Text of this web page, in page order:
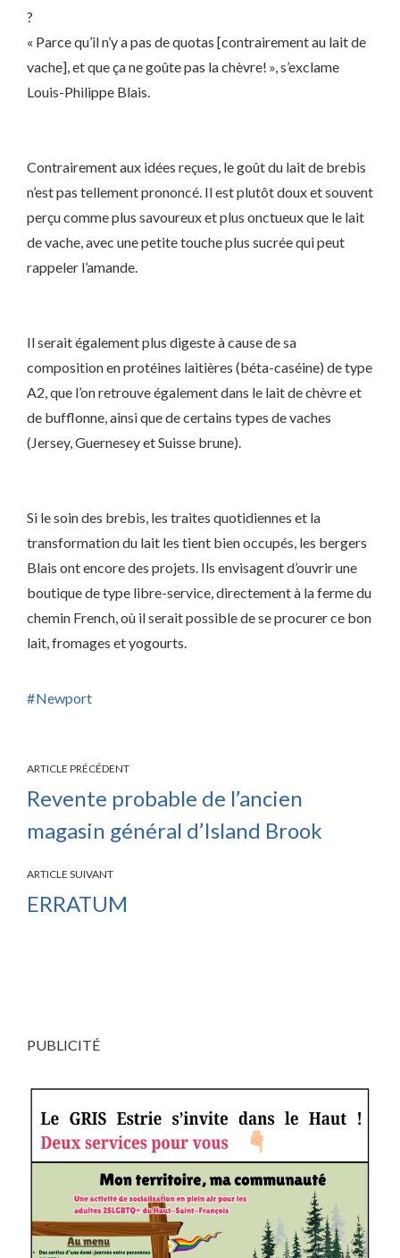
?
« Parce qu’il n’y a pas de quotas [contrairement au lait de
vache], et que ça ne goûte pas la chèvre! », s’exclame
Louis-Philippe Blais.
Contrairement aux idées reçues, le goût du lait de brebis
n’est pas tellement prononcé. Il est plutôt doux et souvent
perçu comme plus savoureux et plus onctueux que le lait
de vache, avec une petite touche plus sucrée qui peut
rappeler l’amande.
Il serait également plus digeste à cause de sa
composition en protéines laitières (béta-caséine) de type
A2, que l’on retrouve également dans le lait de chèvre et
de bufflonne, ainsi que de certains types de vaches
(Jersey, Guernesey et Suisse brune).
Si le soin des brebis, les traites quotidiennes et la
transformation du lait les tient bien occupés, les bergers
Blais ont encore des projets. Ils envisagent d’ouvrir une
boutique de type libre-service, directement à la ferme du
chemin French, où il serait possible de se procurer ce bon
lait, fromages et yogourts.
Newport
ARTICLE PRÉCÉDENT
Revente probable de l’ancien
magasin général d’Island Brook
ARTICLE SUIVANT
ERRATUM
PUBLICITÉ